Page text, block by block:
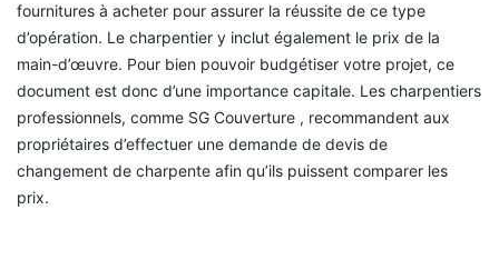
fournitures à acheter pour assurer la réussite de ce type
d’opération. Le charpentier y inclut également le prix de la
main-d’œuvre. Pour bien pouvoir budgétiser votre projet, ce
document est donc d’une importance capitale. Les charpentiers
professionnels, comme SG Couverture , recommandent aux
propriétaires d’effectuer une demande de devis de
changement de charpente afin qu’ils puissent comparer les
prix.